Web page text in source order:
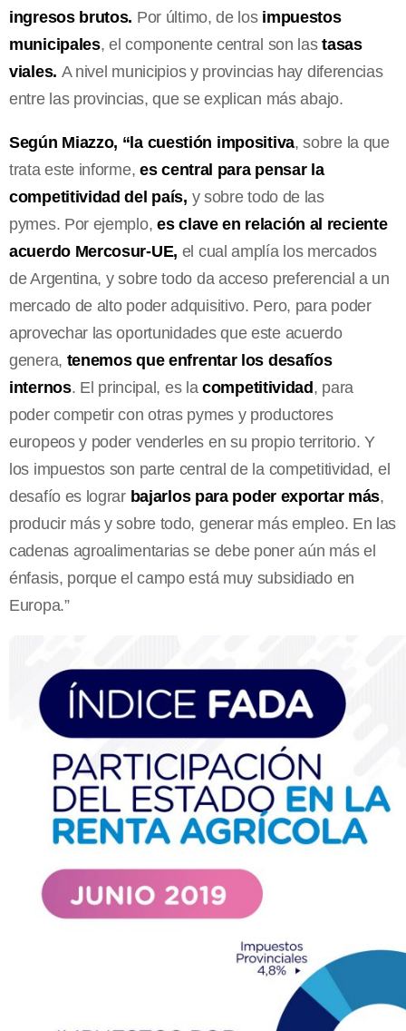
ingresos brutos. Por último, de los impuestos
municipales, el componente central son lastasas
viales. A nivel municipios y provincias hay diferencias
entre las provincias, que se explican más abajo.
Según Miazzo, “la cuestión impositiva, sobre la que
trata este informe, es central para pensar la
competitividad del país, y sobre todo de las
pymes. Por ejemplo, es clave en relación al reciente
acuerdo Mercosur-UE, el cual amplía los mercados
de Argentina, y sobre todo da acceso preferencial a un
mercado de alto poder adquisitivo. Pero, para poder
aprovechar las oportunidades que este acuerdo
genera, tenemos que enfrentar los desafíos
internos. El principal, es la competitividad, para
poder competir con otras pymes y productores
europeos y poder venderles en su propio territorio. Y
los impuestos son parte central de la competitividad, el
desafío es lograr bajarlos para poder exportar más,
producir más y sobre todo, generar más empleo. En las
cadenas agroalimentarias se debe poner aún más el
énfasis, porque el campo está muy subsidiado en
Europa.”